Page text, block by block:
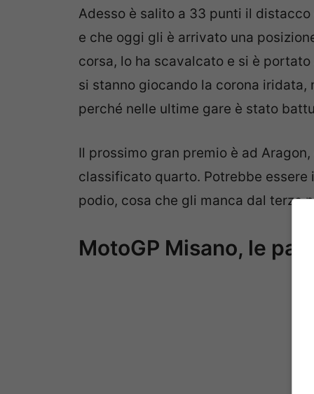
Adesso è salito a 33 punti il distacco
e che oggi gli è arrivato una
corsa, lo ha scavalcato e si è
si stanno giocando la corona iridata,
perché nelle ultime gare è stato
Il prossimo gran premio è ad
classificato quarto. Potrebbe
podio, cosa che gli manca dal terzo
MotoGP Misano, le